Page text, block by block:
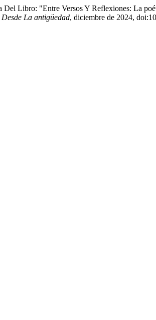
Del Libro: "Entre Versos Y Reflexiones: La
La antigüedad, diciembre de 2024,